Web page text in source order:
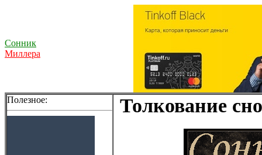
Сонник
Миллера
Полезное: Толкование